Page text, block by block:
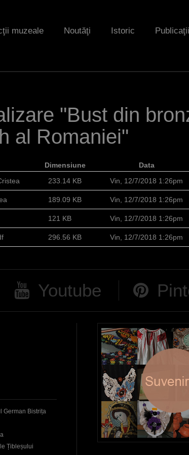
muzeale Noutăţi Istoric Publicaţii
"Bust din
al Romaniei"
Dimensiune
Data
233.14 KB Vin, 12/7/2018 1:26pm
189.09 KB Vin, 12/7/2018 1:26pm
121 KB Vin, 12/7/2018 1:26pm
296.56 KB Vin, 12/7/2018 1:26pm
Youtube
German Bistrița
Țibleșului